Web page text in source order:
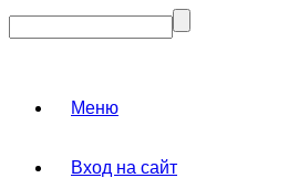
Меню
Вход на сайт